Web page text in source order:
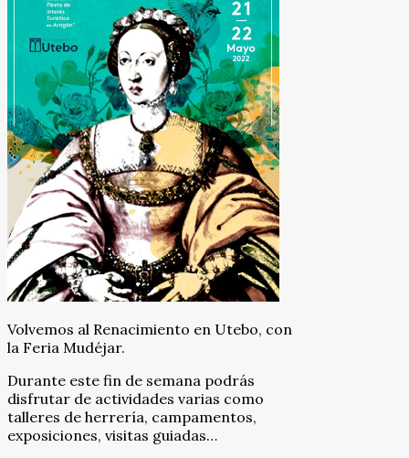
Volvemos al Renacimiento en Utebo, con
la Feria Mudéjar.
Durante este fin de semana podrás
disfrutar de actividades varias como
talleres de herrería, campamentos,
exposiciones, visitas guiadas…